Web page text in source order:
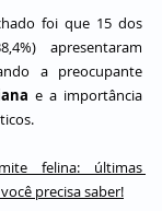
foi que 15 dos
apresentaram
a preocupante
e a importância
felina: últimas
precisa saber!